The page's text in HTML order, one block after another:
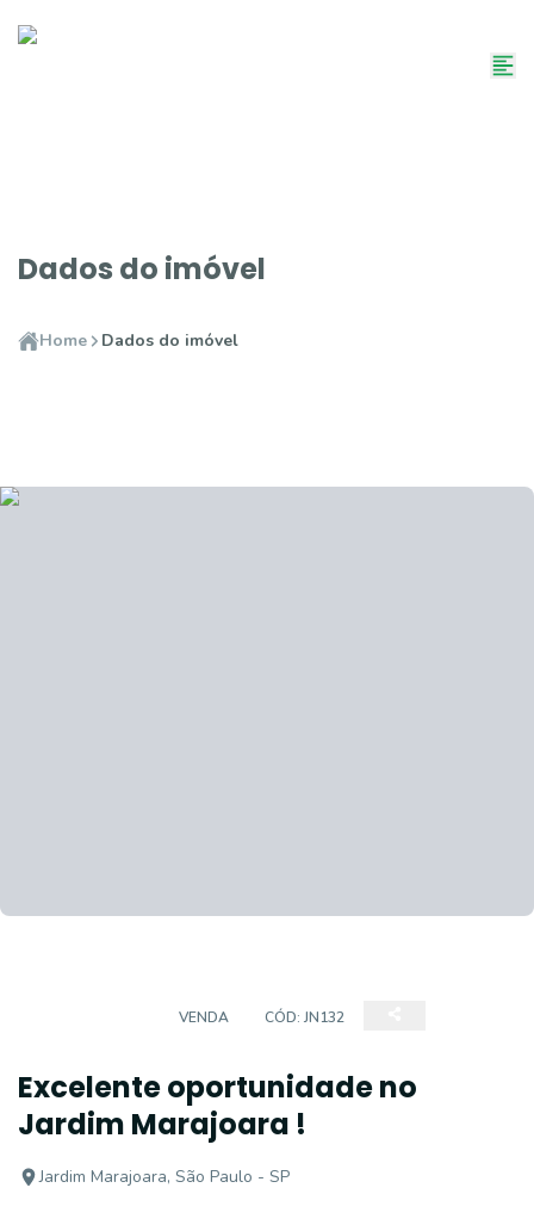
Dados do imóvel
Home Dados do imóvel
VENDA CÓD: JN132
Excelente oportunidade no
Jardim Marajoara !
Jardim Marajoara, São Paulo - SP